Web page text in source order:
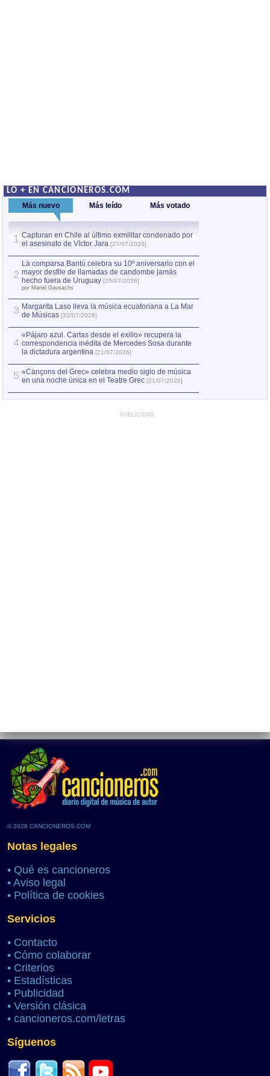
LO + EN CANCIONEROS.COM
Más nuevo Más leído Más votado
1 Capturan en Chile al último exmilitar condenado por
el asesinato de Víctor Jara [27/07/2026]
2
La comparsa Bantú celebra su 10º aniversario con el
mayor desfile de llamadas de candombe jamás
hecho fuera de Uruguay [25/07/2026]
por Manel Gausachs
3 Margarita Laso lleva la música ecuatoriana a La Mar
de Músicas [22/07/2026]
4
«Pájaro azul. Cartas desde el exilio» recupera la
correspondencia inédita de Mercedes Sosa durante
la dictadura argentina [21/07/2026]
5 «Cançons del Grec» celebra medio siglo de música
en una noche única en el Teatre Grec [21/07/2026]
PUBLICIDAD
© 2026 CANCIONEROS.COM
Notas legales
• Qué es cancioneros
• Aviso legal
• Política de cookies
Servicios
• Contacto
• Cómo colaborar
• Criterios
• Estadísticas
• Publicidad
• Versión clásica
• cancioneros.com/letras
Síguenos